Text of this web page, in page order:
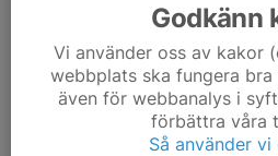
Träningstider 2025/2026
Tisdagar & Torsdagar 18:00-19:15 i
Kontakt
Kontaktuppgifter till ledarna hittar
Godkänn
Vi använder oss av kakor
webbplats ska fungera
även för webbanalys i
förbättra våra
Så använder